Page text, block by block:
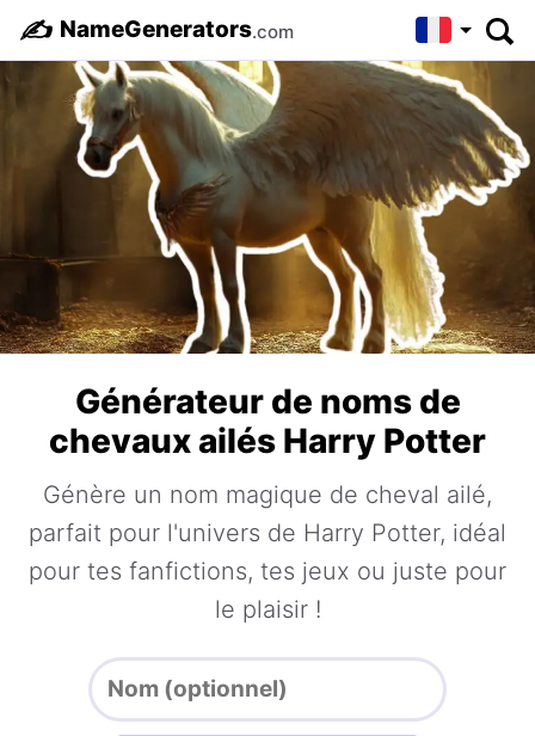
✍️ NameGenerators.com
Générateur de noms de
chevaux ailés Harry Potter
Génère un nom magique de cheval ailé,
parfait pour l'univers de Harry Potter, idéal
pour tes fanfictions, tes jeux ou juste pour
le plaisir !